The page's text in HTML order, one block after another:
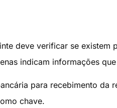
deve verificar se existem
indicam informações
para recebimento da
chave.